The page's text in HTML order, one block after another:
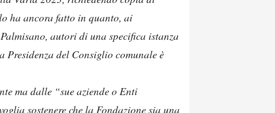
ha ancora fatto in quanto, ai
autori di una specifica istanza
Presidenza del Consiglio comunale è
ma dalle “sue aziende o Enti
sostenere che la Fondazione sia una